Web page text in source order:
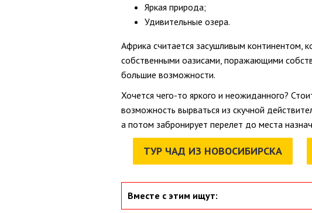
Яркая природа;
Удивительные озера.
Африка считается засушливым континентом,
собственными оазисами, поражающими
большие возможности.
Хочется чего-то яркого и неожиданного?
возможность вырваться из скучной
а потом забронирует перелет до места
ТУР ЧАД ИЗ НОВОСИБИРСКА
Вместе с этим ищут: